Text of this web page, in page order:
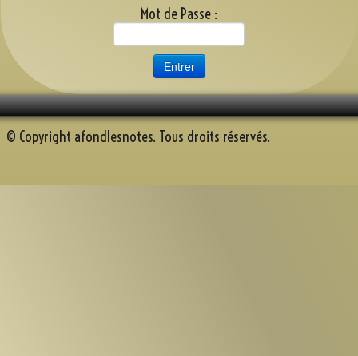
Répétons
Trombinoscope▼
Albums▼
Souvenirs récents
Mot de Passe :
© Copyright afondlesnotes. Tous droits réservés.